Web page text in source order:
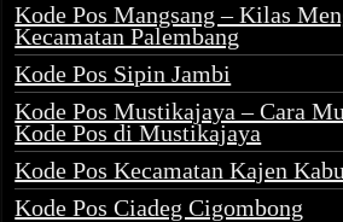
Kode Pos Mangsang – Kilas
Kecamatan Palembang
Kode Pos Sipin Jambi
Kode Pos Mustikajaya – Cara
Kode Pos di Mustikajaya
Kode Pos Kecamatan Kajen
Kode Pos Ciadeg Cigombong